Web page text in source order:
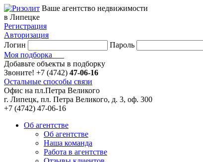
Ваше агентство недвижимости
в Липецке
Регистрация
Авторизация
Логин
Пароль
Моя подборка
Добавьте объекты в подборку
Звоните! +7 (4742) 47-06-16
Остальные способы связи
Офис на пл.Петра Великого
г. Липецк, пл. Петра Великого, д. 3, оф. 300
+7 (4742) 47-06-16
Об агентстве
Об агентстве
Наша команда
Работа в агентстве